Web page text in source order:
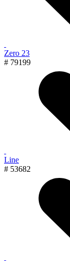
Zero 23
# 79199
Line
# 53682